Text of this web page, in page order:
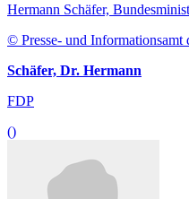
Hermann Schäfer,
© Presse- und Informationsamt
Schäfer, Dr. Hermann
FDP
()